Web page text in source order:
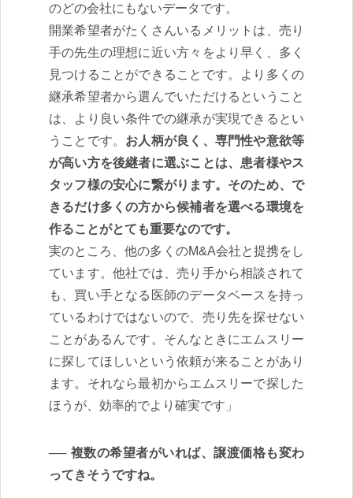
のどの会社にもないデータです。
開業希望者がたくさんいるメリットは、売り
手の先生の理想に近い方々をより早く、多く
見つけることができることです。より多くの
継承希望者から選んでいただけるということ
は、より良い条件での継承が実現できるとい
うことです。 お人柄が良く、専門性や意欲等
が高い方を後継者に選ぶことは、患者様やス
タッフ様の安心に繋がります。そのため、で
きるだけ多くの方から候補者を選べる環境を
作ることがとても重要なのです。
実のところ、他の多くのM&A会社と提携をし
ています。他社では、売り手から相談されて
も、買い手となる医師のデータベースを持っ
ているわけではないので、売り先を探せない
ことがあるんです。そんなときにエムスリー
に探してほしいという依頼が来ることがあり
ます。それなら最初からエムスリーで探した
ほうが、効率的でより確実です」
複数の希望者がいれば、譲渡価格も変わ
ってきそうですね。